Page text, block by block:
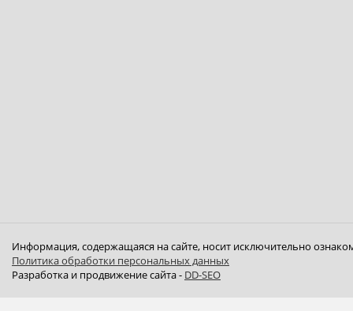
Информация, содержащаяся на сайте, носит исключительно
Политика обработки персональных данных
Разработка и продвижение сайта - DD-SEO